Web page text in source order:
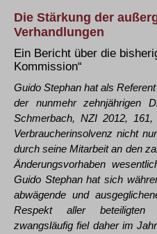
Die Stärkung der
Verhandlungen
Ein Bericht über die
Kommission“
Guido Stephan hat als
der nunmehr zehnjährigen
Schmerbach, NZI 2012,
Verbraucherinsolvenz nicht
durch seine Mitarbeit an den
Änderungsvorhaben
Guido Stephan hat sich
abwägende und
Respekt aller beteiligten
zwangsläufig fiel daher im